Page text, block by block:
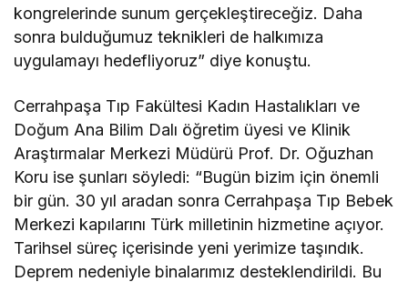
kongrelerinde sunum gerçekleştireceğiz. Daha
sonra bulduğumuz teknikleri de halkımıza
uygulamayı hedefliyoruz” diye konuştu.
Cerrahpaşa Tıp Fakültesi Kadın Hastalıkları ve
Doğum Ana Bilim Dalı öğretim üyesi ve Klinik
Araştırmalar Merkezi Müdürü Prof. Dr. Oğuzhan
Koru ise şunları söyledi: “Bugün bizim için önemli
bir gün. 30 yıl aradan sonra Cerrahpaşa Tıp Bebek
Merkezi kapılarını Türk milletinin hizmetine açıyor.
Tarihsel süreç içerisinde yeni yerimize taşındık.
Deprem nedeniyle binalarımız desteklendirildi. Bu